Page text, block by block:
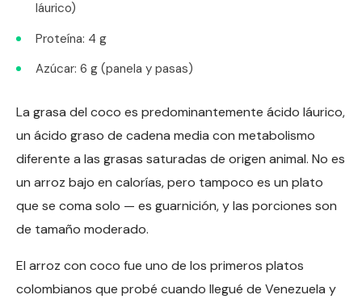
láurico)
Proteína: 4 g
Azúcar: 6 g (panela y pasas)
La grasa del coco es predominantemente ácido láurico,
un ácido graso de cadena media con metabolismo
diferente a las grasas saturadas de origen animal. No es
un arroz bajo en calorías, pero tampoco es un plato
que se coma solo — es guarnición, y las porciones son
de tamaño moderado.
El arroz con coco fue uno de los primeros platos
colombianos que probé cuando llegué de Venezuela y